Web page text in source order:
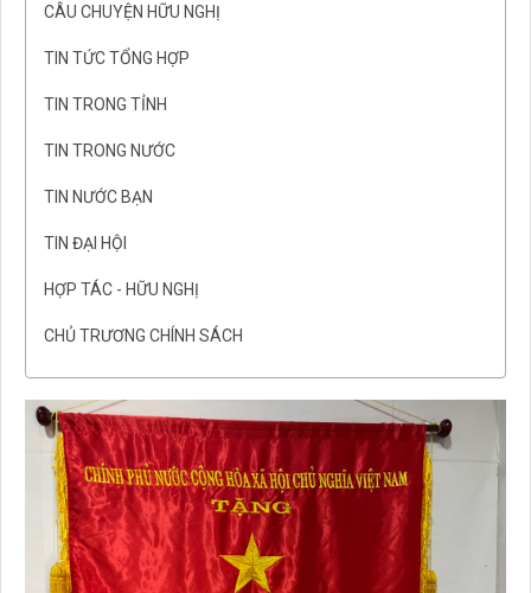
CÂU CHUYỆN HỮU NGHỊ
TIN TỨC TỔNG HỢP
TIN TRONG TỈNH
TIN TRONG NƯỚC
TIN NƯỚC BẠN
TIN ĐẠI HỘI
HỢP TÁC - HỮU NGHỊ
CHỦ TRƯƠNG CHÍNH SÁCH